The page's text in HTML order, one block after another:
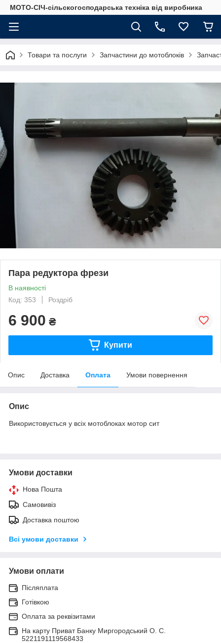
МОТО-СІЧ-сільскогосподарська техніка від виробника
Товари та послуги Запчастини до мотоблоків
Пара редуктора фрези
В наявності
Код: 353
Роздріб
6 900 ₴
Купити
Опис Доставка Оплата Умови повернення
Опис
Використовується у всіх мотоблоках мотор сит
Умови доставки
Нова Пошта
Самовивіз
Доставка поштою
Всі умови доставки
Умови оплати
Післяплата
Готівкою
Оплата за реквізитами
На карту Приват Банку Миргородський О. С.
5221191119568433